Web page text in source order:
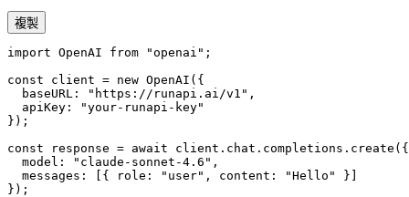
複製
import OpenAI from "openai";
const client = new OpenAI({
  baseURL: "https://runapi.ai/v1",
  apiKey: "your-runapi-key"
});
const response = await client.chat.completions.create({
  model: "claude-sonnet-4.6",
  messages: [{ role: "user", content: "Hello" }]
});